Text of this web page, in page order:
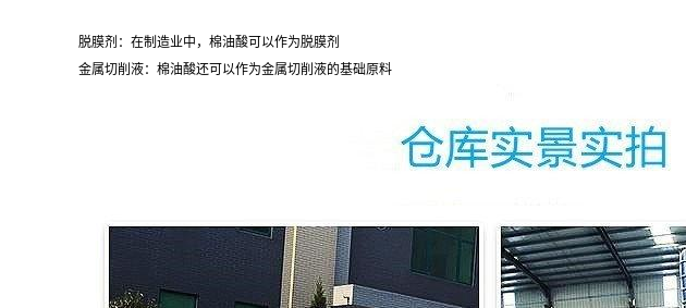
脱膜剂：在制造业中，棉油酸可以作为脱膜剂
金属切削液：棉油酸还可以作为金属切削液的基础原料